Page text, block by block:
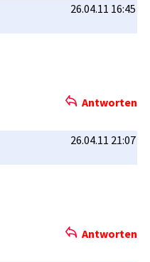
26.04.11 16:45
Antworten
26.04.11 21:07
Antworten